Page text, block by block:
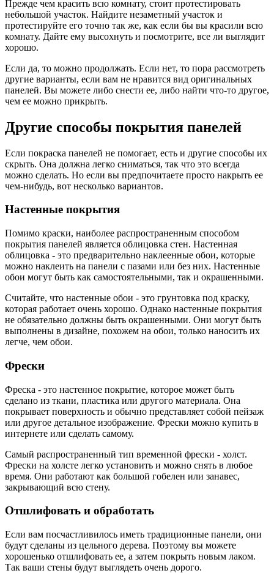
Прежде чем красить всю комнату, стоит протестировать
небольшой участок. Найдите незаметный участок и
протестируйте его точно так же, как если бы вы красили всю
комнату. Дайте ему высохнуть и посмотрите, все ли выглядит
хорошо.
Если да, то можно продолжать. Если нет, то пора рассмотреть
другие варианты, если вам не нравится вид оригинальных
панелей. Вы можете либо снести ее, либо найти что-то другое,
чем ее можно прикрыть.
Другие способы покрытия панелей
Если покраска панелей не помогает, есть и другие способы их
скрыть. Она должна легко сниматься, так что это всегда
можно сделать. Но если вы предпочитаете просто накрыть ее
чем-нибудь, вот несколько вариантов.
Настенные покрытия
Помимо краски, наиболее распространенным способом
покрытия панелей является облицовка стен. Настенная
облицовка - это предварительно наклеенные обои, которые
можно наклеить на панели с пазами или без них. Настенные
обои могут быть как самостоятельными, так и окрашенными.
Считайте, что настенные обои - это грунтовка под краску,
которая работает очень хорошо. Однако настенные покрытия
не обязательно должны быть окрашенными. Они могут быть
выполнены в дизайне, похожем на обои, только наносить их
легче, чем обои.
Фрески
Фреска - это настенное покрытие, которое может быть
сделано из ткани, пластика или другого материала. Она
покрывает поверхность и обычно представляет собой пейзаж
или другое детальное изображение. Фрески можно купить в
интернете или сделать самому.
Самый распространенный тип временной фрески - холст.
Фрески на холсте легко установить и можно снять в любое
время. Они работают как большой гобелен или занавес,
закрывающий всю стену.
Отшлифовать и обработать
Если вам посчастливилось иметь традиционные панели, они
будут сделаны из цельного дерева. Поэтому вы можете
хорошенько отшлифовать ее, а затем покрыть новым лаком.
Так ваши стены будут выглядеть очень дорого.